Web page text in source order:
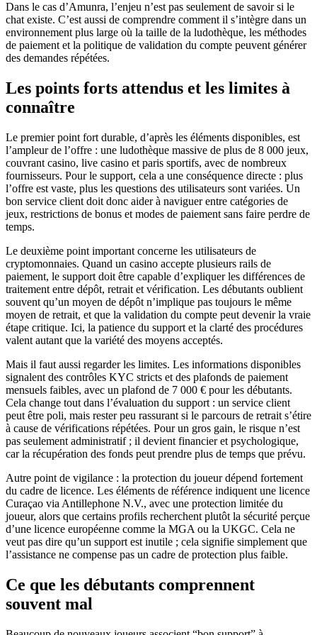
Dans le cas d’Amunra, l’enjeu n’est pas seulement de savoir si le
chat existe. C’est aussi de comprendre comment il s’intègre dans un
environnement plus large où la taille de la ludothèque, les méthodes
de paiement et la politique de validation du compte peuvent générer
des demandes répétées.
Les points forts attendus et les limites à
connaître
Le premier point fort durable, d’après les éléments disponibles, est
l’ampleur de l’offre : une ludothèque massive de plus de 8 000 jeux,
couvrant casino, live casino et paris sportifs, avec de nombreux
fournisseurs. Pour le support, cela a une conséquence directe : plus
l’offre est vaste, plus les questions des utilisateurs sont variées. Un
bon service client doit donc aider à naviguer entre catégories de
jeux, restrictions de bonus et modes de paiement sans faire perdre de
temps.
Le deuxième point important concerne les utilisateurs de
cryptomonnaies. Quand un casino accepte plusieurs rails de
paiement, le support doit être capable d’expliquer les différences de
traitement entre dépôt, retrait et vérification. Les débutants oublient
souvent qu’un moyen de dépôt n’implique pas toujours le même
moyen de retrait, et que la validation du compte peut devenir la vraie
étape critique. Ici, la patience du support et la clarté des procédures
valent autant que la variété des moyens acceptés.
Mais il faut aussi regarder les limites. Les informations disponibles
signalent des contrôles KYC stricts et des plafonds de paiement
mensuels faibles, avec un plafond de 7 000 € pour les débutants.
Cela change tout dans l’évaluation du support : un service client
peut être poli, mais rester peu rassurant si le parcours de retrait s’étire
à cause de vérifications répétées. Pour un gros gain, le risque n’est
pas seulement administratif ; il devient financier et psychologique,
car la récupération des fonds peut prendre plus de temps que prévu.
Autre point de vigilance : la protection du joueur dépend fortement
du cadre de licence. Les éléments de référence indiquent une licence
Curaçao via Antillephone N.V., avec une protection limitée du
joueur, alors que certains profils recherchent plutôt la sécurité perçue
d’une licence européenne comme la MGA ou la UKGC. Cela ne
veut pas dire qu’un support est inutile ; cela signifie simplement que
l’assistance ne compense pas un cadre de protection plus faible.
Ce que les débutants comprennent
souvent mal